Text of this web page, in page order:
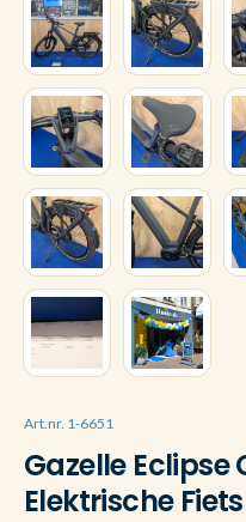
Art.nr. 1-6651
Gazelle Eclipse
Elektrische